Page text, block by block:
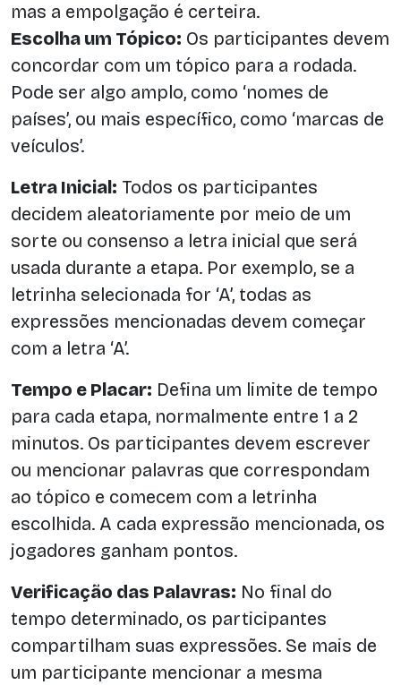
mas a empolgação é certeira.
Escolha um Tópico: Os participantes devem
concordar com um tópico para a rodada.
Pode ser algo amplo, como ‘nomes de
países’, ou mais específico, como ‘marcas de
veículos’.
Letra Inicial: Todos os participantes
decidem aleatoriamente por meio de um
sorte ou consenso a letra inicial que será
usada durante a etapa. Por exemplo, se a
letrinha selecionada for ‘A’, todas as
expressões mencionadas devem começar
com a letra ‘A’.
Tempo e Placar: Defina um limite de tempo
para cada etapa, normalmente entre 1 a 2
minutos. Os participantes devem escrever
ou mencionar palavras que correspondam
ao tópico e comecem com a letrinha
escolhida. A cada expressão mencionada, os
jogadores ganham pontos.
Verificação das Palavras: No final do
tempo determinado, os participantes
compartilham suas expressões. Se mais de
um participante mencionar a mesma